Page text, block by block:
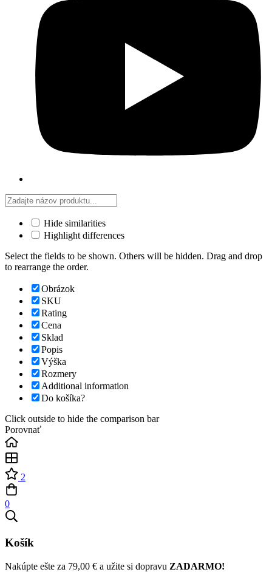
Hide similarities
Highlight differences
Select the fields to be shown. Others will be hidden. Drag and drop
to rearrange the order.
Obrázok
SKU
Rating
Cena
Sklad
Popis
Výška
Rozmery
Additional information
Do košíka?
Click outside to hide the comparison bar
Porovnať
2
0
Košík
Nakúpte ešte za 79,00 € a užite si dopravu ZADARMO!